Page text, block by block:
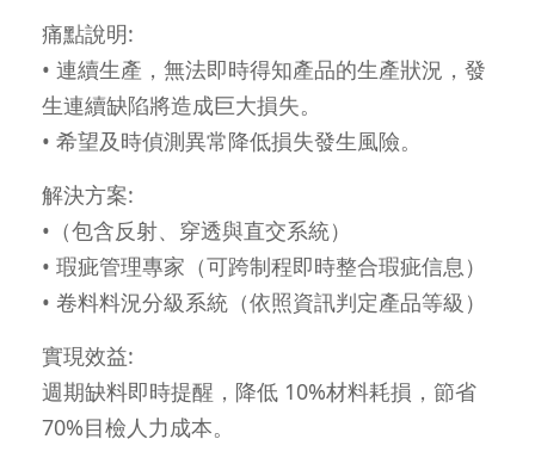
痛點說明:
• 連續生產，無法即時得知產品的生產狀況，發
生連續缺陷將造成巨大損失。
• 希望及時偵測異常降低損失發生風險。
解決方案:
•（包含反射、穿透與直交系統）
• 瑕疵管理專家（可跨制程即時整合瑕疵信息）
• 卷料料況分級系統（依照資訊判定產品等級）
實現效益:
週期缺料即時提醒，降低 10%材料耗損，節省
70%目檢人力成本。